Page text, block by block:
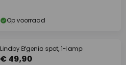
Op voorraad
Lindby Efgenia spot, 1-lamp
€ 49,90